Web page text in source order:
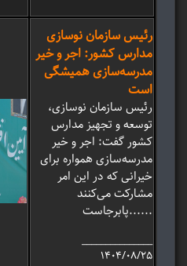
رئیس سازمان نوسازی
مدارس کشور: اجر و خیر
مدرسه‌سازی همیشگی
است
رئیس سازمان نوسازی،
توسعه و تجهیز مدارس
کشور گفت: اجر و خیر
مدرسه‌سازی همواره برای
خیرانی که در این امر
مشارکت می‌کنند
پابرجاست......
_______________
۱۴۰۴/۰۸/۲۵